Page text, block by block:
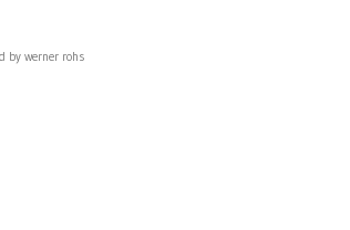
by werner rohs